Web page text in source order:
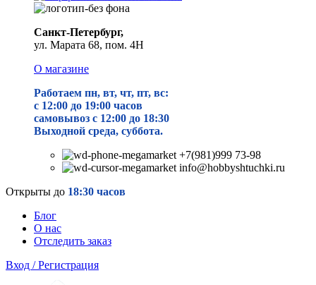
Санкт-Петербург,
ул. Марата 68, пом. 4Н
О магазине
Работаем пн, вт, чт, пт, вс:
с 12:00 до 19:00 часов
самовывоз с 12:00 до 18:30
Выходной среда, суббота.
+7(981)999 73-98
info@hobbyshtuchki.ru
Открыты до 18:30 часов
Блог
О нас
Отследить заказ
Вход / Регистрация